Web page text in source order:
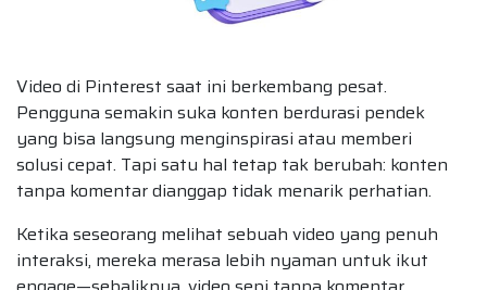
Video di Pinterest saat ini berkembang pesat.
Pengguna semakin suka konten berdurasi pendek
yang bisa langsung menginspirasi atau memberi
solusi cepat. Tapi satu hal tetap tak berubah: konten
tanpa komentar dianggap tidak menarik perhatian.
Ketika seseorang melihat sebuah video yang penuh
interaksi, mereka merasa lebih nyaman untuk ikut